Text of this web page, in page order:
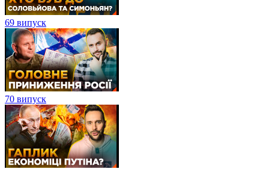
69 випуск
70 випуск